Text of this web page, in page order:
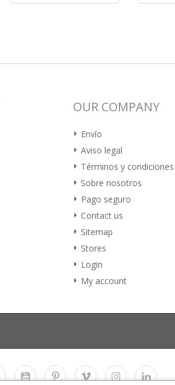
OUR COMPANY
Envío
Aviso legal
Términos y condiciones
Sobre nosotros
Pago seguro
Contact us
Sitemap
Stores
Login
My account